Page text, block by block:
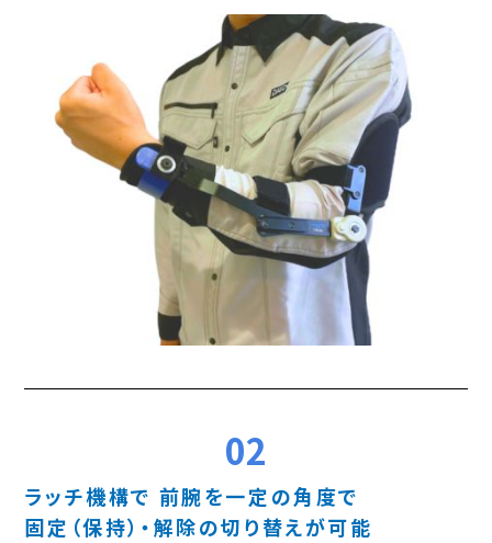
02
ラッチ機構で 前腕を一定の角度で
固定（保持）・解除の切り替えが可能